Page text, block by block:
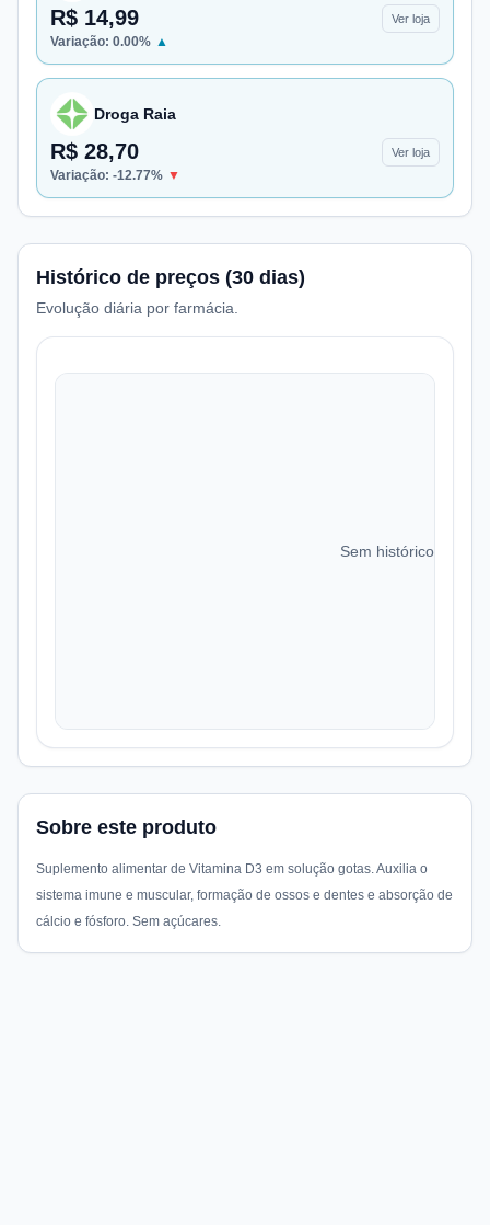
R$ 14,99 Ver loja
Variação: 0.00% ▲
Droga Raia
R$ 28,70 Ver loja
Variação: -12.77% ▼
Histórico de preços (30 dias)
Evolução diária por farmácia.
Sem histórico de
Sobre este produto
Suplemento alimentar de Vitamina D3 em solução gotas. Auxilia o
sistema imune e muscular, formação de ossos e dentes e absorção de
cálcio e fósforo. Sem açúcares.